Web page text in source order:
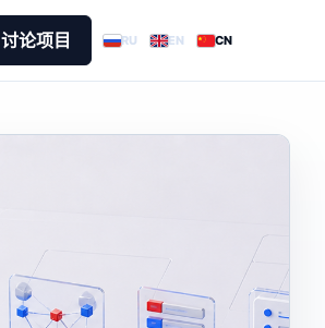
讨论项目 RU EN CN